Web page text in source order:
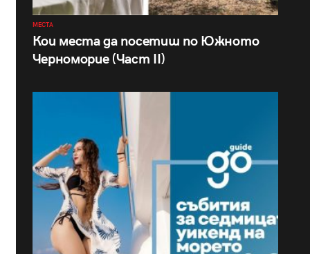
МЕСТА
Кои места да посетиш по Южното
Черноморие (Част II)